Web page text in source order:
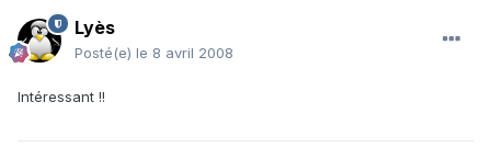
Lyès
Posté(e) le 8 avril 2008
Intéressant !!